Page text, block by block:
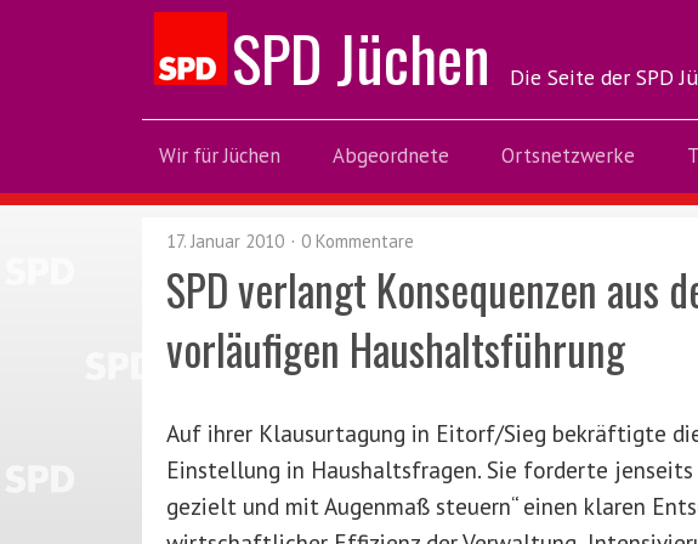
SPD Jüchen Die Seite der SPD
Wir für Jüchen Abgeordnete Ortsnetzwerke
17. Januar 2010 0 Kommentare
SPD verlangt Konsequenzen aus
vorläufigen Haushaltsführung
Auf ihrer Klausurtagung in Eitorf/Sieg bekräftigte
Einstellung in Haushaltsfragen. Sie forderte
gezielt und mit Augenmaß steuern“ einen klaren